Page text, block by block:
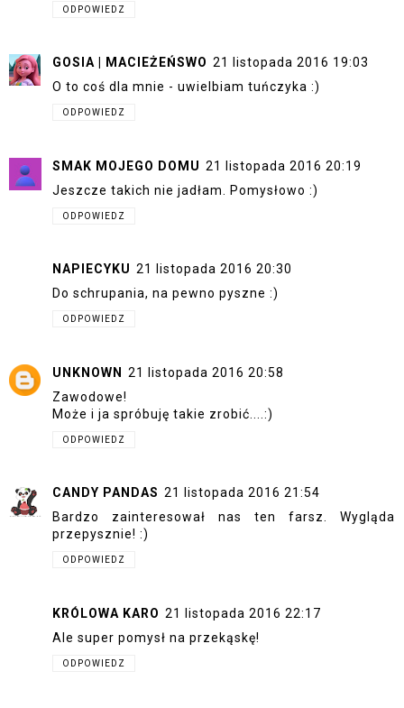
ODPOWIEDZ
GOSIA | MACIEŻEŃSWO 21 listopada 2016 19:03
O to coś dla mnie - uwielbiam tuńczyka :)
ODPOWIEDZ
SMAK MOJEGO DOMU 21 listopada 2016 20:19
Jeszcze takich nie jadłam. Pomysłowo :)
ODPOWIEDZ
NAPIECYKU 21 listopada 2016 20:30
Do schrupania, na pewno pyszne :)
ODPOWIEDZ
UNKNOWN 21 listopada 2016 20:58
Zawodowe!
Może i ja spróbuję takie zrobić....:)
ODPOWIEDZ
CANDY PANDAS 21 listopada 2016 21:54
Bardzo zainteresował nas ten farsz. Wygląda
przepysznie! :)
ODPOWIEDZ
KRÓLOWA KARO 21 listopada 2016 22:17
Ale super pomysł na przekąskę!
ODPOWIEDZ